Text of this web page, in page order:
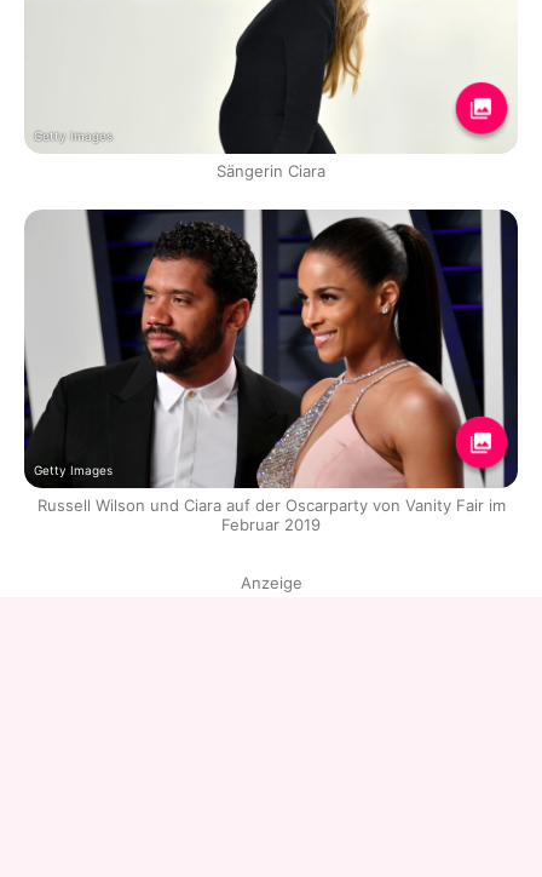
Getty Images
Sängerin Ciara
Getty Images
Russell Wilson und Ciara auf der Oscarparty von Vanity Fair im
Februar 2019
Anzeige